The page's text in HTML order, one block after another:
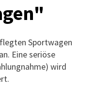
Sportwagen
Eine seriöse
wird